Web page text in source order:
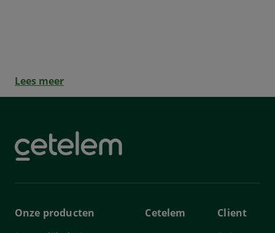
Lees meer
Onze producten Cetelem Client